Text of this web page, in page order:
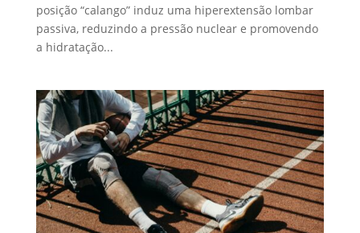
posição “calango” induz uma hiperextensão lombar
passiva, reduzindo a pressão nuclear e promovendo
a hidratação...